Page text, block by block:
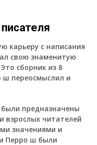
карьеру с написания
свою знаменитую
сборник из 8
ш переосмыслил и
предназначены
взрослых читателей
значениями и
Перро ш были